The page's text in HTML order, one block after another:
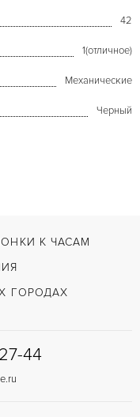
42
1(отличное)
Механические
Черный
С документами, С футляром
К ЧАСАМ
ГОРОДАХ
44